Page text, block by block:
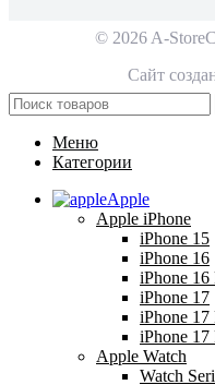
© 2026 A-
Сайт
Меню
Категории
Apple
Apple iPhone
iPhone 15
iPhone 16
iPhone 16
iPhone 17
iPhone 17
iPhone 17
Apple Watch
Watch